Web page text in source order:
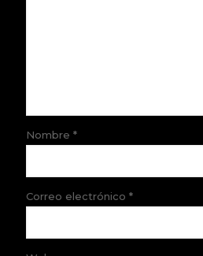
Nombre *
Correo electrónico *